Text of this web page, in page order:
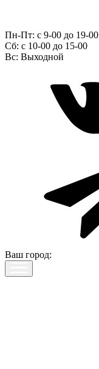
Пн-Пт: с 9-00 до 19-00
Сб: c 10-00 до 15-00
Вс: Выходной
Ваш город: